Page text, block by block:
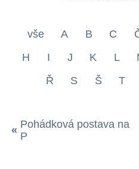
vše A B C
H
I J K L
Ř
S Š T
« Pohádková postava na
P